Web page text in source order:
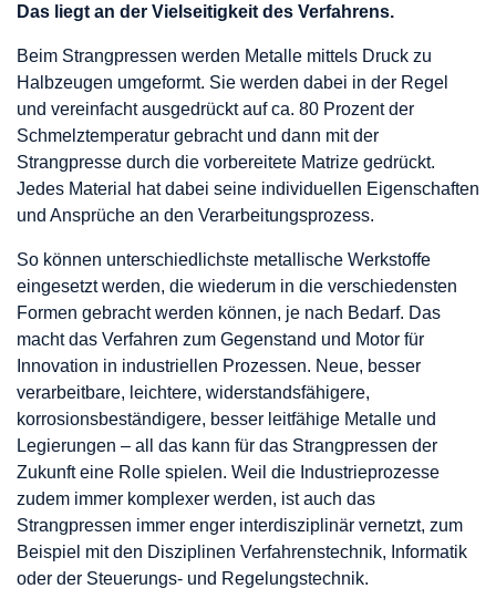
Das liegt an der Vielseitigkeit des Verfahrens.
Beim Strangpressen werden Metalle mittels Druck zu
Halbzeugen umgeformt. Sie werden dabei in der Regel
und vereinfacht ausgedrückt auf ca. 80 Prozent der
Schmelztemperatur gebracht und dann mit der
Strangpresse durch die vorbereitete Matrize gedrückt.
Jedes Material hat dabei seine individuellen Eigenschaften
und Ansprüche an den Verarbeitungsprozess.
So können unterschiedlichste metallische Werkstoffe
eingesetzt werden, die wiederum in die verschiedensten
Formen gebracht werden können, je nach Bedarf. Das
macht das Verfahren zum Gegenstand und Motor für
Innovation in industriellen Prozessen. Neue, besser
verarbeitbare, leichtere, widerstandsfähigere,
korrosionsbeständigere, besser leitfähige Metalle und
Legierungen – all das kann für das Strangpressen der
Zukunft eine Rolle spielen. Weil die Industrieprozesse
zudem immer komplexer werden, ist auch das
Strangpressen immer enger interdisziplinär vernetzt, zum
Beispiel mit den Disziplinen Verfahrenstechnik, Informatik
oder der Steuerungs- und Regelungstechnik.